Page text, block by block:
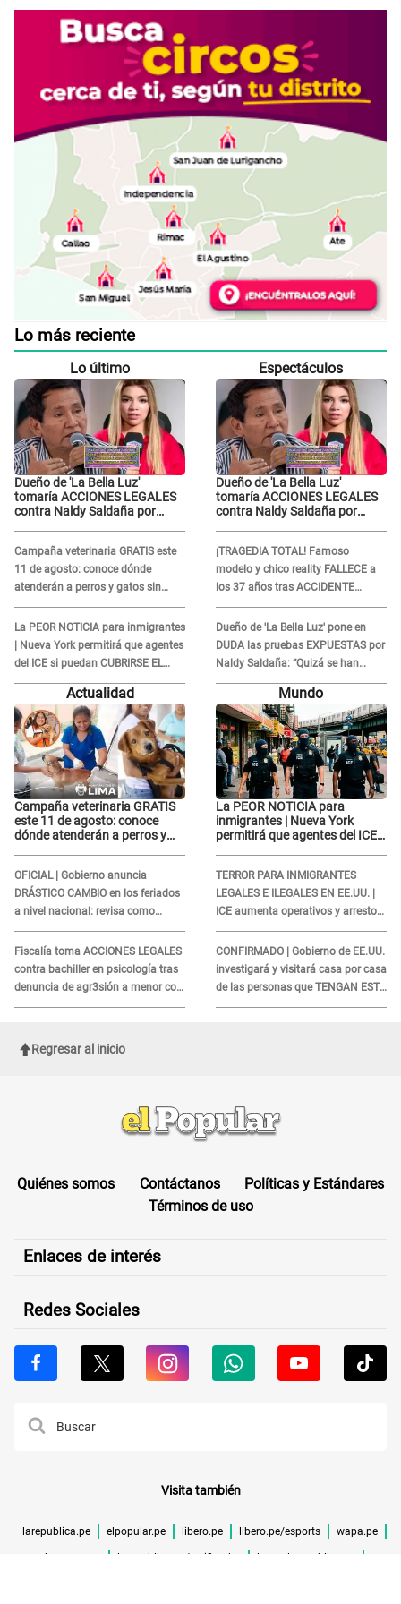
Lo más reciente
Lo último
Dueño de 'La Bella Luz'
tomaría ACCIONES LEGALES
contra Naldy Saldaña por
Campaña veterinaria GRATIS este
11 de agosto: conoce dónde
atenderán a perros y gatos sin
costo
La PEOR NOTICIA para inmigrantes
| Nueva York permitirá que agentes
del ICE si puedan CUBRIRSE EL
ROSTRO
Espectáculos
Dueño de 'La Bella Luz'
tomaría ACCIONES LEGALES
contra Naldy Saldaña por
¡TRAGEDIA TOTAL! Famoso
modelo y chico reality FALLECE a
los 37 años tras ACCIDENTE
durante la grabación de un
comercial
Dueño de 'La Bella Luz' pone en
DUDA las pruebas EXPUESTAS por
Naldy Saldaña: “Quizá se han
editado...”
Actualidad
Campaña veterinaria GRATIS
este 11 de agosto: conoce
dónde atenderán a perros y
OFICIAL | Gobierno anuncia
DRÁSTICO CAMBIO en los feriados
a nivel nacional: revisa como
quedarán los DÍAS LIBRES
Fiscalía toma ACCIONES LEGALES
contra bachiller en psicología tras
denuncia de agr3sión a menor con
autismo
Mundo
La PEOR NOTICIA para
inmigrantes | Nueva York
permitirá que agentes del ICE
TERROR PARA INMIGRANTES
LEGALES E ILEGALES EN EE.UU. |
ICE aumenta operativos y arrestos
a extranjeros en aeropuertos
CONFIRMADO | Gobierno de EE.UU.
investigará y visitará casa por casa
de las personas que TENGAN ESTE
TRABAJO
Regresar al inicio
Quiénes somos Contáctanos
Políticas y Estándares
Términos de uso
Enlaces de interés
Redes Sociales
Visita también
larepublica.pe elpopular.pe libero.pe libero.pe/esports wapa.pe
buenazo.pe larepublica.pe/verificador lrmas.larepublica.pe